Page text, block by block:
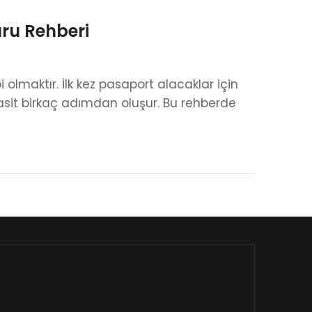
Rehberi
olmaktır. İlk kez pasaport alacaklar için
birkaç adımdan oluşur. Bu rehberde